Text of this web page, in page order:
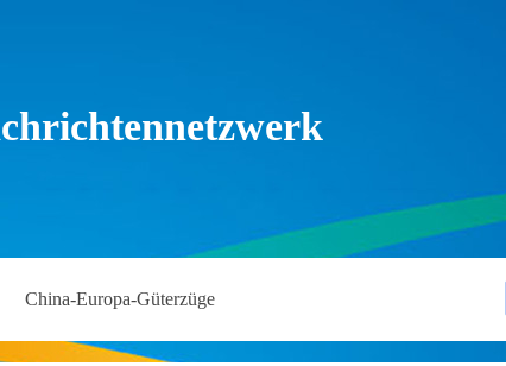
China-Europa-Güterzüge